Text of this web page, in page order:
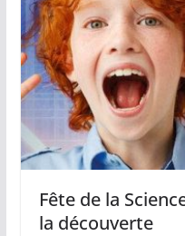
Fête de la
la découverte